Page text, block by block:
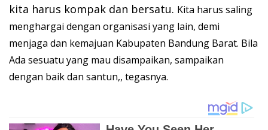
kita harus kompak dan bersatu. Kita harus saling
menghargai dengan organisasi yang lain, demi
menjaga dan kemajuan Kabupaten Bandung Barat. Bila
Ada sesuatu yang mau disampaikan, sampaikan
dengan baik dan santun,, tegasnya.